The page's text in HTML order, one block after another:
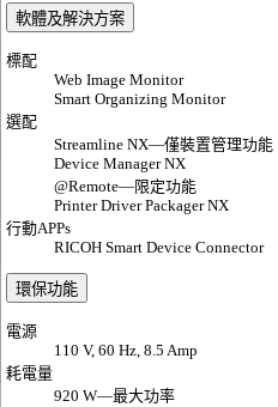
軟體及解決方案
標配
Web Image Monitor
Smart Organizing Monitor
選配
Streamline NX—僅裝置管理功能
Device Manager NX
@Remote—限定功能
Printer Driver Packager NX
行動APPs
RICOH Smart Device Connector
環保功能
電源
110 V, 60 Hz, 8.5 Amp
耗電量
920 W—最大功率